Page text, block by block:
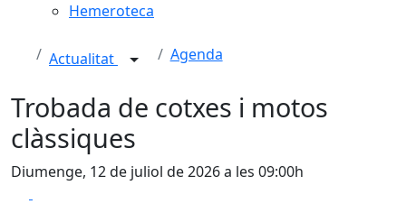
Hemeroteca
Actualitat Agenda
Trobada de cotxes i motos
clàssiques
Diumenge, 12 de juliol de 2026 a les 09:00h